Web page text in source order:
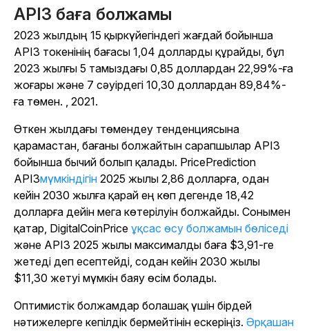
API3 баға болжамы
2023 жылдың 15 қыркүйегіндегі жағдай бойынша
API3 токенінің бағасы 1,04 долларды құрайды, бұл
2023 жылғы 5 тамыздағы 0,85 доллардан 22,99%-ға
жоғары және 7 сәуірдегі 10,30 доллардан 89,84%-
ға төмен. , 2021.
Өткен жылдағы төмендеу тенденциясына
қарамастан, бағаны болжайтын сарапшылар API3
бойынша бычий болып қалады. PricePrediction
API3мүмкіндігін 2025 жылы 2,86 долларға, одан
кейін 2030 жылға қарай ең көп дегенде 18,42
долларға дейін мега көтерілуін болжайды. Сонымен
қатар, DigitalCoinPrice ұқсас өсу болжамын бөліседі
және API3 2025 жылы максималды баға $3,91-ге
жетеді деп есептейді, содан кейін 2030 жылы
$11,30 жетуі мүмкін баяу өсім болады.
Оптимистік болжамдар болашақ үшін бірдей
нәтижелерге кепілдік бермейтінін ескеріңіз. Әрқашан